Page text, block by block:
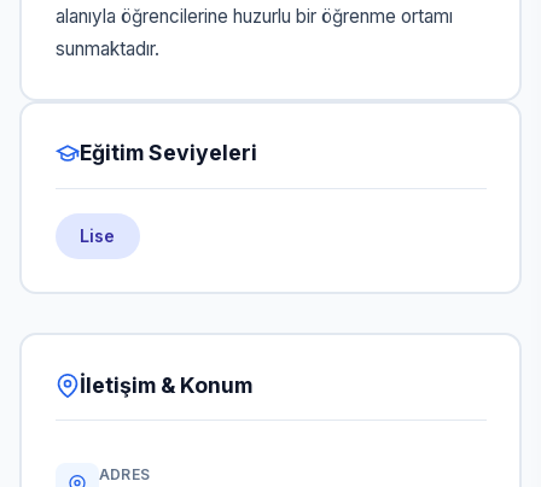
alanıyla öğrencilerine huzurlu bir öğrenme ortamı
sunmaktadır.
Eğitim Seviyeleri
Lise
İletişim & Konum
ADRES